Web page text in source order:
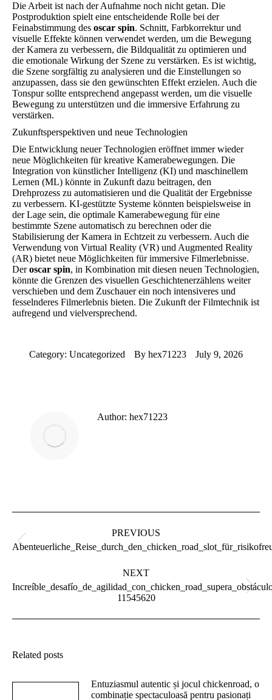
Die Arbeit ist nach der Aufnahme noch nicht getan. Die
Postproduktion spielt eine entscheidende Rolle bei der
Feinabstimmung des oscar spin. Schnitt, Farbkorrektur und
visuelle Effekte können verwendet werden, um die Bewegung
der Kamera zu verbessern, die Bildqualität zu optimieren und
die emotionale Wirkung der Szene zu verstärken. Es ist wichtig,
die Szene sorgfältig zu analysieren und die Einstellungen so
anzupassen, dass sie den gewünschten Effekt erzielen. Auch die
Tonspur sollte entsprechend angepasst werden, um die visuelle
Bewegung zu unterstützen und die immersive Erfahrung zu
verstärken.
Zukunftsperspektiven und neue Technologien
Die Entwicklung neuer Technologien eröffnet immer wieder
neue Möglichkeiten für kreative Kamerabewegungen. Die
Integration von künstlicher Intelligenz (KI) und maschinellem
Lernen (ML) könnte in Zukunft dazu beitragen, den
Drehprozess zu automatisieren und die Qualität der Ergebnisse
zu verbessern. KI-gestützte Systeme könnten beispielsweise in
der Lage sein, die optimale Kamerabewegung für eine
bestimmte Szene automatisch zu berechnen oder die
Stabilisierung der Kamera in Echtzeit zu verbessern. Auch die
Verwendung von Virtual Reality (VR) und Augmented Reality
(AR) bietet neue Möglichkeiten für immersive Filmerlebnisse.
Deroscar spin, in Kombination mit diesen neuen Technologien,
könnte die Grenzen des visuellen Geschichtenerzählens weiter
verschieben und dem Zuschauer ein noch intensiveres und
fesselnderes Filmerlebnis bieten. Die Zukunft der Filmtechnik ist
aufregend und vielversprechend.
Category: Uncategorized By hex71223 July 9, 2026
Author: hex71223
PREVIOUS
Previous
NEXT
Next
post:
11545620
Related posts
Entuziasmul autentic și jocul chickenroad, o
combinație spectaculoasă pentru pasionați